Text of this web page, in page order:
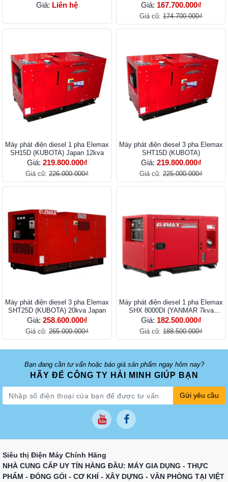
Giá: Liên hệ Giá: 167.700.000₫
Giá cũ: 174.700.000₫
Máy phát điện diesel 1 pha Elemax
SH15D (KUBOTA) Japan 12kva
Giá: 219.800.000₫
Giá cũ: 226.000.000₫
Máy phát điện diesel 3 pha Elemax
SHT15D (KUBOTA)
Giá: 219.800.000₫
Giá cũ: 225.000.000₫
Máy phát điện diesel 3 pha Elemax
SHT25D (KUBOTA) 20kva Japan
Giá: 258.600.000₫
Giá cũ: 265.000.000₫
Máy phát điện diesel 1 pha Elemax
SHX 8000DI (YANMAR 7kva
Japan)
Giá: 182.500.000₫
Giá cũ: 188.500.000₫
Bạn đang cần tư vấn hoặc báo giá sản phẩm ngay hôm nay?
HÃY ĐỂ CÔNG TY HẢI MINH GIÚP BẠN
Gửi yêu cầu
Siêu thị Điện Máy Chính Hãng
NHÀ CUNG CẤP UY TÍN HÀNG ĐẦU: MÁY GIA DỤNG - THỰC
PHẨM - ĐÓNG GÓI - CƠ KHÍ - XÂY DỰNG - VĂN PHÒNG TẠI VIỆT